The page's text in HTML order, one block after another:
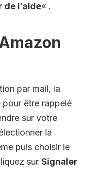
de l’aide« .
par mail, la
pour être rappelé
sur votre
la
puis choisir le
sur Signaler